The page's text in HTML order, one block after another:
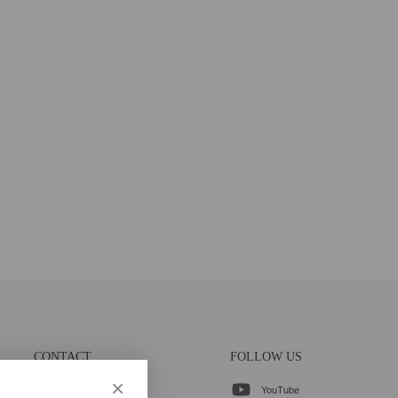
CONTACT FOLLOW US
YouTube
×